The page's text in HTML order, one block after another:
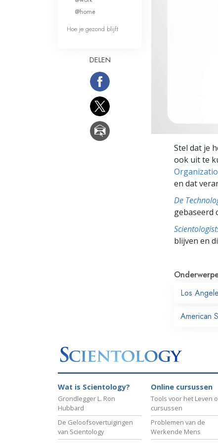
Stel dat je
ook uit te
en dat
De
gebaseerd
blijven en
Los
American
@home
Hoe je gezond blijft
DELEN
Wat is Scientology?
Grondlegger L. Ron
Hubbard
De Geloofsovertuigingen
van Scientology
Online cursussen
Tools voor het Leven
cursussen
Problemen van de
Werkende Mens